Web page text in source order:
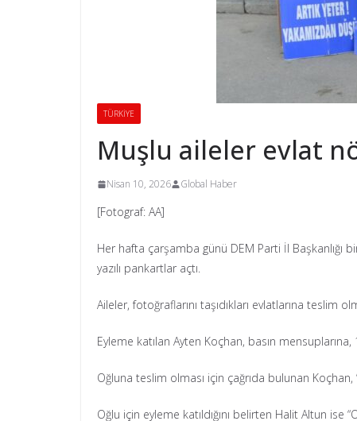
TÜRKİYE
Muşlu aileler evlat
Nisan 10, 2026 Global Haber
[Fotograf: AA]
Her hafta çarşamba günü DEM Parti İl Başkanlığı
yazılı pankartlar açtı.
Aileler, fotoğraflarını taşıdıkları evlatlarına teslim
Eyleme katılan Ayten Koçhan, basın
Oğluna teslim olması için çağrıda bulunan
Oğlu için eyleme katıldığını belirten Halit Altun ise